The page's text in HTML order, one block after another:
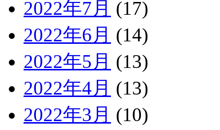
2022年7月 (17)
2022年6月 (14)
2022年5月 (13)
2022年4月 (13)
2022年3月 (10)